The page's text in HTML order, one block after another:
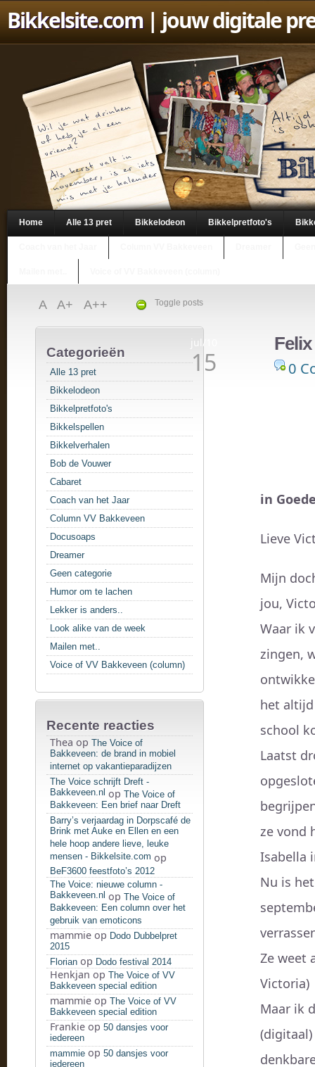
Bikkelsite.com| jouw digitale
Home Alle 13 pret Bikkelodeon Bikkelpretfoto's
Toggle posts
A A+ A++
Categorieën
Alle 13 pret
Bikkelodeon
Bikkelpretfoto's
Bikkelspellen
Bikkelverhalen
Bob de Vouwer
Cabaret
Coach van het Jaar
Column VV Bakkeveen
Docusoaps
Dreamer
Geen categorie
Humor om te lachen
Lekker is anders..
Look alike van de week
Mailen met..
Voice of VV Bakkeveen (column)
Recente reacties
Thea op The Voice of
Bakkeveen: de brand in mobiel
internet op vakantieparadijzen
The Voice schrijft Dreft -
Bakkeveen.nl op The Voice of
Bakkeveen: Een brief naar Dreft
Barry’s verjaardag in Dorpscafé de
Brink met Auke en Ellen en een
hele hoop andere lieve, leuke
mensen - Bikkelsite.com op
BeF3600 feestfoto’s 2012
The Voice: nieuwe column -
Bakkeveen.nl op The Voice of
Bakkeveen: Een column over het
gebruik van emoticons
mammie op Dodo Dubbelpret
2015
Florian op Dodo festival 2014
Henkjan op The Voice of VV
Bakkeveen special edition
mammie op The Voice of VV
Bakkeveen special edition
Frankie op 50 dansjes voor
iedereen
mammie op 50 dansjes voor
jul/10
15 0
in
Lieve
Mijn
jou,
Waar ik
zingen,
het altijd
school
Laatst
ze vond
Isabella
Nu is
Ze weet
Victoria)
Maar ik